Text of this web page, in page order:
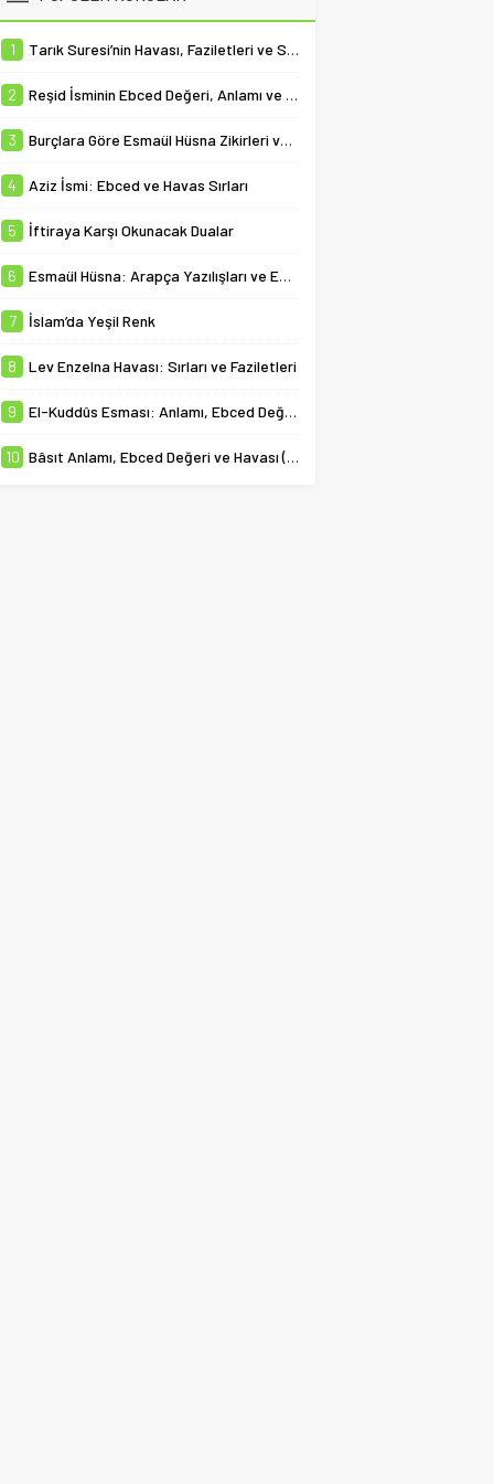
1 Tarık Suresi’nin Havası, Faziletleri ve Sırları
2 Reşid İsminin Ebced Değeri, Anlamı ve Havası
3 Burçlara Göre Esmaül Hüsna Zikirleri ve Manevi İlişkileri
4 Aziz İsmi: Ebced ve Havas Sırları
5 İftiraya Karşı Okunacak Dualar
6 Esmaül Hüsna: Arapça Yazılışları ve Ebced Değerleri
7 İslam’da Yeşil Renk
8 Lev Enzelna Havası: Sırları ve Faziletleri
9 El-Kuddûs Esması: Anlamı, Ebced Değeri, Zikri ve Havas Faziletleri
10 Bâsıt Anlamı, Ebced Değeri ve Havası (El-Bâsıt Esması)